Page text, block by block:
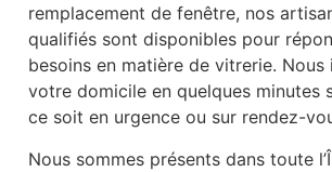
remplacement de fenêtre, nos
qualifiés sont disponibles pour
besoins en matière de vitrerie. Nous
votre domicile en quelques minutes
ce soit en urgence ou sur rendez-
Nous sommes présents dans toute